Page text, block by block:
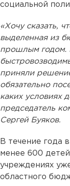
социальной
«Хочу сказать,
выделенная из
прошлым годом.
приняли
обязательно
каких условиях
председатель
Сергей Буяков.
В течение года
менее 600
учреждениях
областного